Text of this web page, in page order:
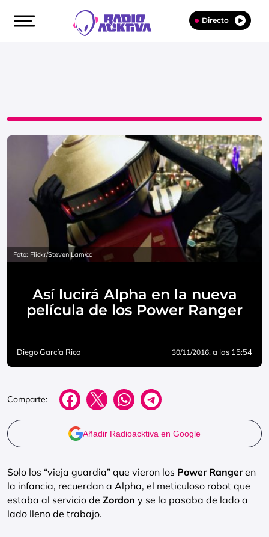
Directo
Foto: Flickr/Steven Lam/cc
Así lucirá Alpha en la nueva
película de los Power Ranger
Diego García Rico 30/11/2016, a las 15:54
Comparte:
Añadir Radioacktiva en Google
Solo los “vieja guardia” que vieron los Power Rangeren
la infancia, recuerdan a Alpha, el meticuloso robot que
estaba al servicio de Zordon y se la pasaba de lado a
lado lleno de trabajo.